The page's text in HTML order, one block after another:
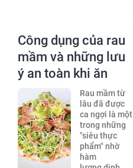
Công dụng của rau
mầm và những lưu
ý an toàn khi ăn
Rau mầm từ
lâu đã được
ca ngợi là một
trong những
"siêu thực
phẩm" nhờ
hàm